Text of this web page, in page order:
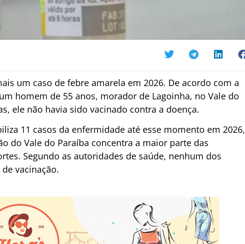
um caso de febre amarela em 2026. De acordo com a
homem de 55 anos, morador de Lagoinha, no Vale do
ele não havia sido vacinado contra a doença.
11 casos da enfermidade até esse momento em 2026,
do Vale do Paraíba concentra a maior parte das
Segundo as autoridades de saúde, nenhum dos
vacinação.